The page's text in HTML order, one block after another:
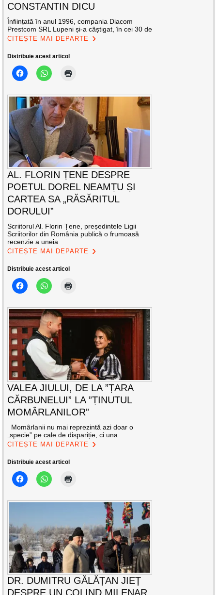
CONSTANTIN DICU
Înființată în anul 1996, compania Diacom
Prestcom SRL Lupeni și-a câștigat, în cei 30 de
CITEȘTE MAI DEPARTE
Distribuie acest articol
AL. FLORIN ȚENE DESPRE
POETUL DOREL NEAMȚU ȘI
CARTEA SA „RĂSĂRITUL
DORULUI”
Scriitorul Al. Florin Țene, președintele Ligii
Scriitorilor din România publică o frumoasă
recenzie a uneia
CITEȘTE MAI DEPARTE
Distribuie acest articol
VALEA JIULUI, DE LA ”ȚARA
CĂRBUNELUI” LA ”ȚINUTUL
MOMÂRLANILOR”
Momârlanii nu mai reprezintă azi doar o
„specie” pe cale de dispariție, ci una
CITEȘTE MAI DEPARTE
Distribuie acest articol
DR. DUMITRU GĂLĂȚAN JIEȚ
DESPRE UN COLIND MILENAR